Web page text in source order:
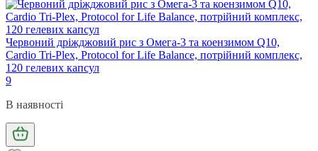
Червоний дріжджовий рис з Омега-3 та коензимом Q10,
Cardio Tri-Plex, Protocol for Life Balance, потрійний комплекс,
120 гелевих капсул
9
В наявності